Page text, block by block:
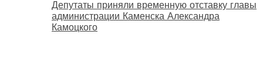
Депутаты приняли временную отставку главы
администрации Каменска Александра
Камоцкого